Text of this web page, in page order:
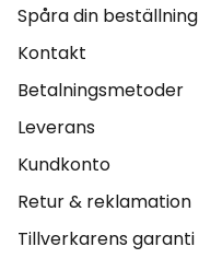
Spåra din beställning
Kontakt
Betalningsmetoder
Leverans
Kundkonto
Retur & reklamation
Tillverkarens garanti